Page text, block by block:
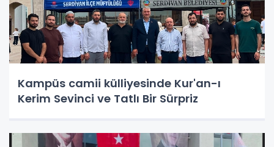
Kampüs camii külliyesinde Kur'an-ı
Kerim Sevinci ve Tatlı Bir Sürpriz